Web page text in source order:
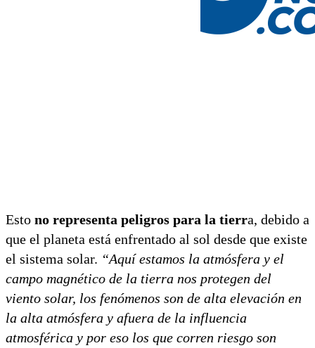
Esto no representa peligros para la tierra, debido a
que el planeta está enfrentado al sol desde que existe
el sistema solar. “Aquí estamos la atmósfera y el
campo magnético de la tierra nos protegen del
viento solar, los fenómenos son de alta elevación en
la alta atmósfera y afuera de la influencia
atmosférica y por eso los que corren riesgo son